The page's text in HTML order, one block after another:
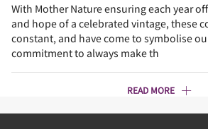
With Mother Nature ensuring each year
and hope of a celebrated vintage, these
constant, and have come to symbolise
commitment to always make th
READ MORE